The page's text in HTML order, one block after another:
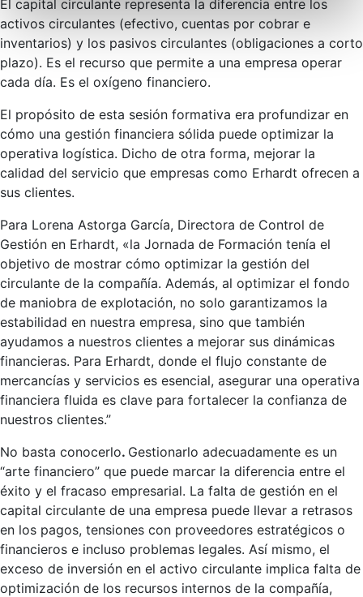
El capital circulante representa la diferencia entre los
activos circulantes (efectivo, cuentas por cobrar e
inventarios) y los pasivos circulantes (obligaciones a corto
plazo). Es el recurso que permite a una empresa operar
cada día. Es el oxígeno financiero.
El propósito de esta sesión formativa era profundizar en
cómo una gestión financiera sólida puede optimizar la
operativa logística. Dicho de otra forma, mejorar la
calidad del servicio que empresas como Erhardt ofrecen a
sus clientes.
Para Lorena Astorga García, Directora de Control de
Gestión en Erhardt, «la Jornada de Formación tenía el
objetivo de mostrar cómo optimizar la gestión del
circulante de la compañía. Además, al optimizar el fondo
de maniobra de explotación, no solo garantizamos la
estabilidad en nuestra empresa, sino que también
ayudamos a nuestros clientes a mejorar sus dinámicas
financieras. Para Erhardt, donde el flujo constante de
mercancías y servicios es esencial, asegurar una operativa
financiera fluida es clave para fortalecer la confianza de
nuestros clientes.”
No basta conocerlo. Gestionarlo adecuadamente es un
“arte financiero” que puede marcar la diferencia entre el
éxito y el fracaso empresarial. La falta de gestión en el
capital circulante de una empresa puede llevar a retrasos
en los pagos, tensiones con proveedores estratégicos o
financieros e incluso problemas legales. Así mismo, el
exceso de inversión en el activo circulante implica falta de
optimización de los recursos internos de la compañía,